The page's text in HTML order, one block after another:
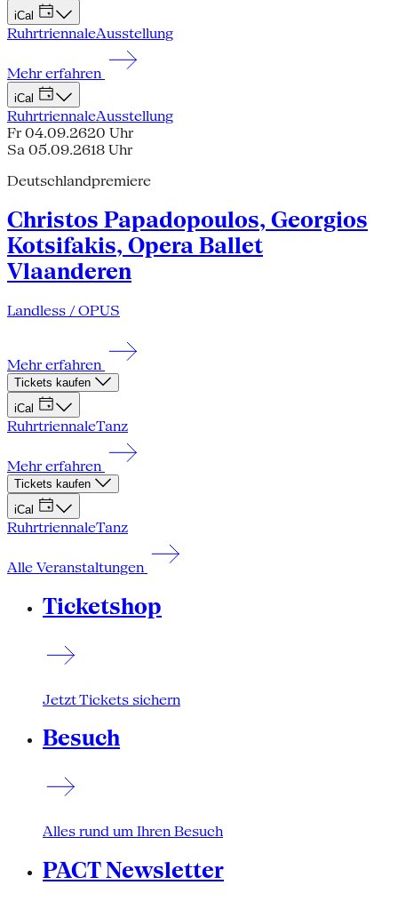
iCal
RuhrtriennaleAusstellung
Mehr erfahren
iCal
RuhrtriennaleAusstellung
Fr 04.09.2620 Uhr
Sa 05.09.2618 Uhr
Deutschlandpremiere
Christos Papadopoulos, Georgios
Kotsifakis, Opera Ballet
Vlaanderen
Landless / OPUS
Mehr erfahren
Tickets kaufen
iCal
RuhrtriennaleTanz
Mehr erfahren
Tickets kaufen
iCal
RuhrtriennaleTanz
Alle Veranstaltungen
Ticketshop
Jetzt Tickets sichern
Besuch
Alles rund um Ihren Besuch
PACT Newsletter